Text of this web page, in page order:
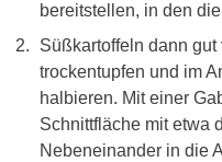
bereitstellen, in den
Süßkartoffeln dann
trockentupfen und im
halbieren. Mit einer
Schnittfläche mit etwa
Nebeneinander in die